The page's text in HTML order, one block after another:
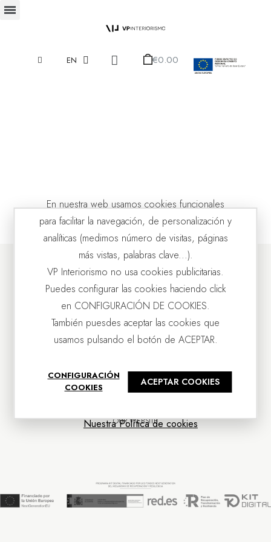
EN €0.00
OUR COMPANY
CUSTOMER SERVICE
OUR WEBSITE
En nuestra web usamos cookies funcionales
para facilitar la navegación, de personalización y
analíticas (medimos número de visitas, páginas
más vistas, palabras clave...).
VP Interiorismo no usa cookies publicitarias.
Puedes configurar las cookies haciendo click
en CONFIGURACIÓN DE COOKIES.
También puesdes aceptar las cookies que
usamos pulsando el botón de ACEPTAR.
CONFIGURACIÓN
COOKIES
ACEPTAR COOKIES
Nuestra Política de cookies